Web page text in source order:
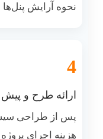
نحوه آرایش
4
ارائه طرح و پیش
پس از طراحی
هزینه اجرای